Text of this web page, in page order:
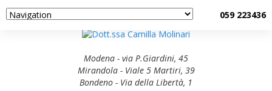
059 223436
Modena - via P.Giardini, 45
Mirandola - Viale 5 Martiri, 39
Bondeno - Via della Libertà, 1